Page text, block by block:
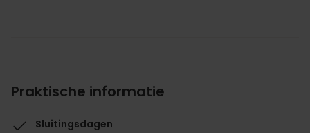
Praktische informatie
Sluitingsdagen